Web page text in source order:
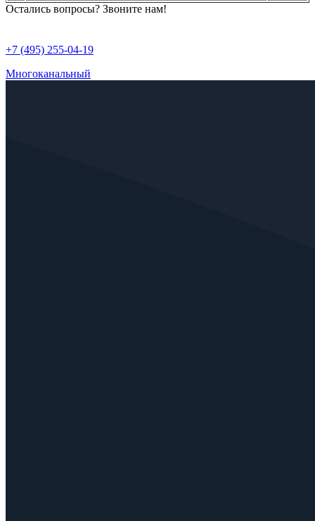
Остались вопросы? Звоните нам!
+7 (495) 255-04-19
Многоканальный